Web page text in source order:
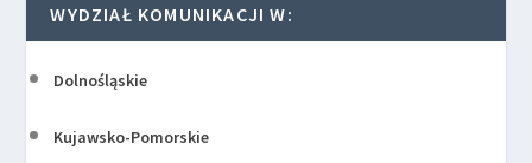
WYDZIAŁ KOMUNIKACJI W:
Dolnośląskie
Kujawsko-Pomorskie